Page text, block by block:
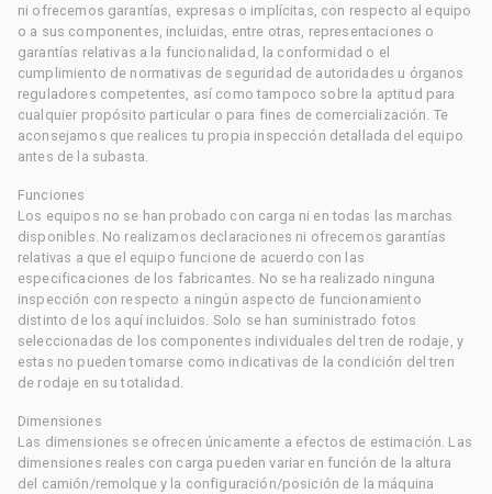
ni ofrecemos garantías, expresas o implícitas, con respecto al equipo
o a sus componentes, incluidas, entre otras, representaciones o
garantías relativas a la funcionalidad, la conformidad o el
cumplimiento de normativas de seguridad de autoridades u órganos
reguladores competentes, así como tampoco sobre la aptitud para
cualquier propósito particular o para fines de comercialización. Te
aconsejamos que realices tu propia inspección detallada del equipo
antes de la subasta.
Funciones
Los equipos no se han probado con carga ni en todas las marchas
disponibles. No realizamos declaraciones ni ofrecemos garantías
relativas a que el equipo funcione de acuerdo con las
especificaciones de los fabricantes. No se ha realizado ninguna
inspección con respecto a ningún aspecto de funcionamiento
distinto de los aquí incluidos. Solo se han suministrado fotos
seleccionadas de los componentes individuales del tren de rodaje, y
estas no pueden tomarse como indicativas de la condición del tren
de rodaje en su totalidad.
Dimensiones
Las dimensiones se ofrecen únicamente a efectos de estimación. Las
dimensiones reales con carga pueden variar en función de la altura
del camión/remolque y la configuración/posición de la máquina